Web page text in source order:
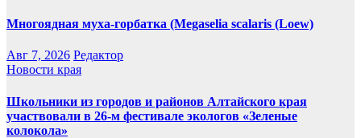
Многоядная муха-горбатка (Megaselia scalaris (Loew)
Авг 7, 2026 Редактор
Новости края
Школьники из городов и районов Алтайского края
участвовали в 26-м фестивале экологов «Зеленые
колокола»